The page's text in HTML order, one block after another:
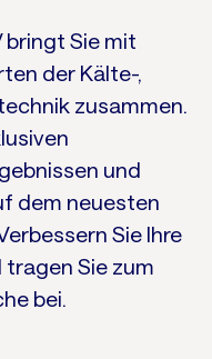
bringt Sie mit
der Kälte-,
zusammen.
und
dem neuesten
Sie Ihre
Sie zum
bei.